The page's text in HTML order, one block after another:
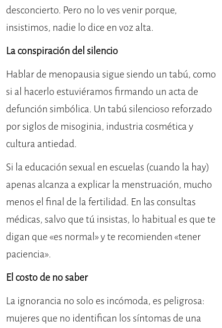
desconcierto. Pero no lo ves venir porque,
insistimos, nadie lo dice en voz alta.
La conspiración del silencio
Hablar de menopausia sigue siendo un tabú, como
si al hacerlo estuviéramos firmando un acta de
defunción simbólica. Un tabú silencioso reforzado
por siglos de misoginia, industria cosmética y
cultura antiedad.
Si la educación sexual en escuelas (cuando la hay)
apenas alcanza a explicar la menstruación, mucho
menos el final de la fertilidad. En las consultas
médicas, salvo que tú insistas, lo habitual es que te
digan que «es normal» y te recomienden «tener
paciencia».
El costo de no saber
La ignorancia no solo es incómoda, es peligrosa:
mujeres que no identifican los síntomas de una